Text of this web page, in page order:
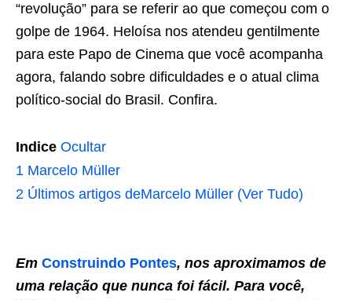
“revolução” para se referir ao que começou com o
golpe de 1964. Heloísa nos atendeu gentilmente
para este Papo de Cinema que você acompanha
agora, falando sobre dificuldades e o atual clima
político-social do Brasil. Confira.
Indice Ocultar
1 Marcelo Müller
2 Últimos artigos deMarcelo Müller (Ver Tudo)
Em Construindo Pontes, nos aproximamos de
uma relação que nunca foi fácil. Para você,